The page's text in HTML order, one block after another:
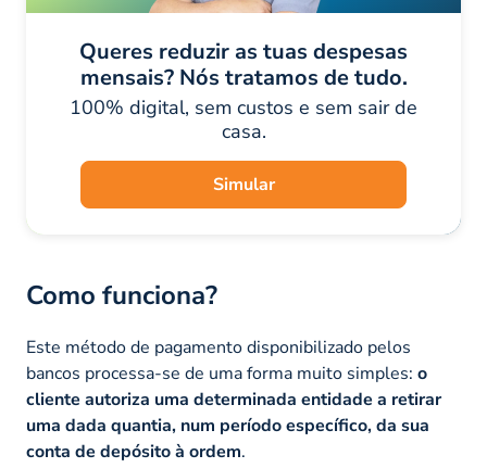
Queres reduzir as tuas despesas
mensais? Nós tratamos de tudo.
100% digital, sem custos e sem sair de
casa.
Simular
Como funciona?
Este método de pagamento disponibilizado pelos
bancos processa-se de uma forma muito simples: o
cliente autoriza uma determinada entidade a retirar
uma dada quantia, num período específico, da sua
conta de depósito à ordem.